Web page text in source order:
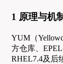
1 原理与机
YUM（
方仓库、
RHEL7.4及后